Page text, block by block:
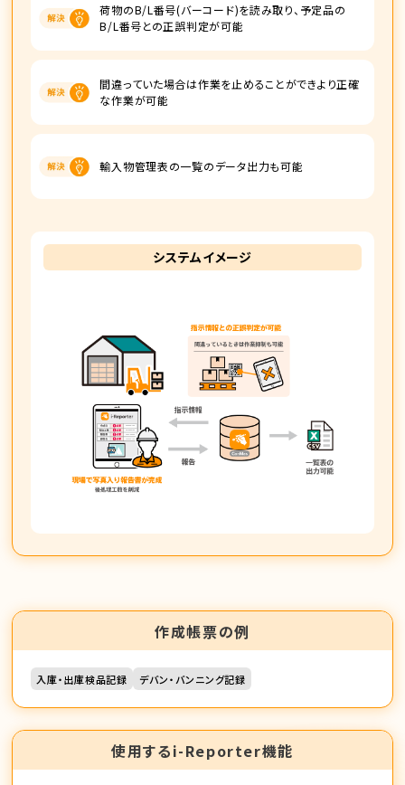
荷物のB/L番号(バーコード)を読み取り、予定品の
B/L番号との正誤判定が可能
間違っていた場合は作業を止めることができより正確
な作業が可能
輸入物管理表の一覧のデータ出力も可能
システムイメージ
作成帳票の例
入庫・出庫検品記録 デバン・バンニング記録
使用するi-Reporter機能